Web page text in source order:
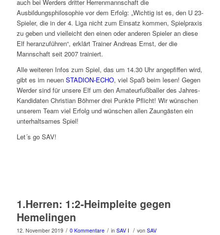
auch bei Werders dritter Herrenmannschaft die
Ausbildungsphilosophie vor dem Erfolg: „Wichtig ist es, den U 23-
Spieler, die in der 4. Liga nicht zum Einsatz kommen, Spielpraxis
zu geben und vielleicht den einen oder anderen Spieler an diese
Elf heranzuführen“, erklärt Trainer Andreas Ernst, der die
Mannschaft seit 2007 trainiert.
Alle weiteren Infos zum Spiel, das um 14.30 Uhr angepfiffen wird,
gibt es im neuen STADION-ECHO, viel Spaß beim lesen! Gegen
Werder sind für unsere Elf um den Amateurfußballer des Jahres-
Kandidaten Christian Böhmer drei Punkte Pflicht! Wir wünschen
unserem Team viel Erfolg und wünschen allen Zaungästen ein
unterhaltsames Spiel!
Let´s go SAV!
1.Herren: 1:2-Heimpleite gegen
Hemelingen
12. November 2019 / 0 Kommentare / in SAV I / von SAV